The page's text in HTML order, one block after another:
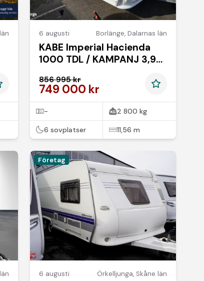
6 augusti Borlänge, Dalarnas län
KABE Imperial Hacienda
1000 TDL / KAMPANJ 3,95
mån
856 995 kr
749 000 kr
- 2 800 kg
6 sovplatser 11,56 m
Företag
6 augusti Örkelljunga, Skåne län